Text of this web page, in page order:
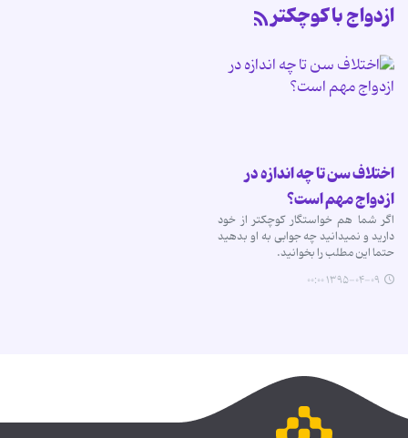
ازدواج با کوچکتر
اختلاف سن تا چه اندازه در
ازدواج مهم است؟
اگر شما هم خواستگار کوچکتر از خود
دارید و نمیدانید چه جوابی به او بدهید
حتما این مطلب را بخوانید.
۱۳۹۵-۰۴-۰۹ ۰۰:۰۰